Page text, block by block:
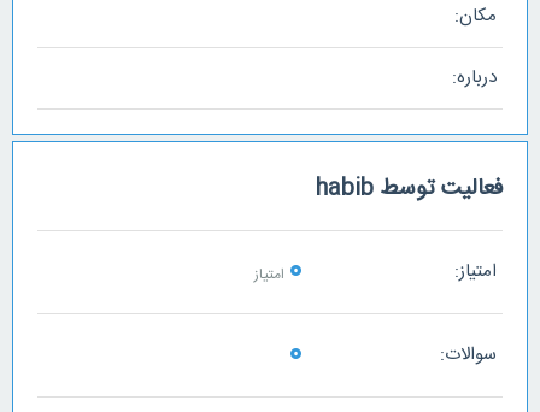
مکان:
درباره:
فعالیت توسط habib
امتیاز: 0 امتیاز
سوالات: 0